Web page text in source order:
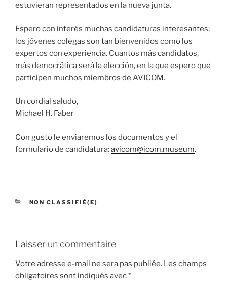
estuvieran representados en la nueva junta.
Espero con interés muchas candidaturas interesantes;
los jóvenes colegas son tan bienvenidos como los
expertos con experiencia. Cuantos más candidatos,
más democrática será la elección, en la que espero que
participen muchos miembros de AVICOM.
Un cordial saludo,
Michael H. Faber
Con gusto le enviaremos los documentos y el
formulario de candidatura:avicom@icom.museum.
CATÉGORIES
NON CLASSIFIÉ(E)
Laisser un commentaire
Votre adresse e-mail ne sera pas publiée. Les champs
obligatoires sont indiqués avec*